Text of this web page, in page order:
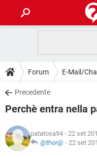
INTRATTENIMENTO
iOS
INSTAGRAM
TIKTOK
HARDWARE
GUIDE
COVID-19
INSTAGRAM
TIKTOK
DOWNLOAD
COVID-19
INTRATTENIMENTO
iOS
COVID-19
INTRATTENIMENTO
GLOSSARIO
Forum E-Mail/
Precedente
Perchè entra nella
patatosa94 - 22 set
@thor@ - 22 set